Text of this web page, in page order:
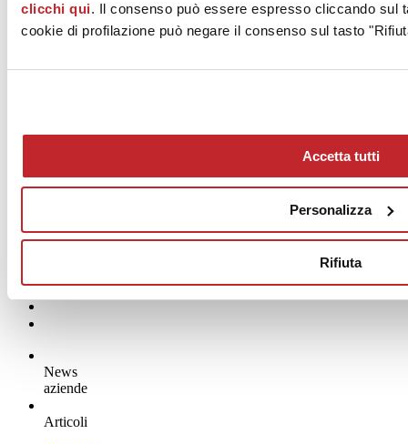
clicchi qui. Il consenso può essere espresso cliccando sul
cookie di profilazione può negare il consenso sul tasto
Accetta tutti
Personalizza
Rifiuta
News
aziende
Articoli